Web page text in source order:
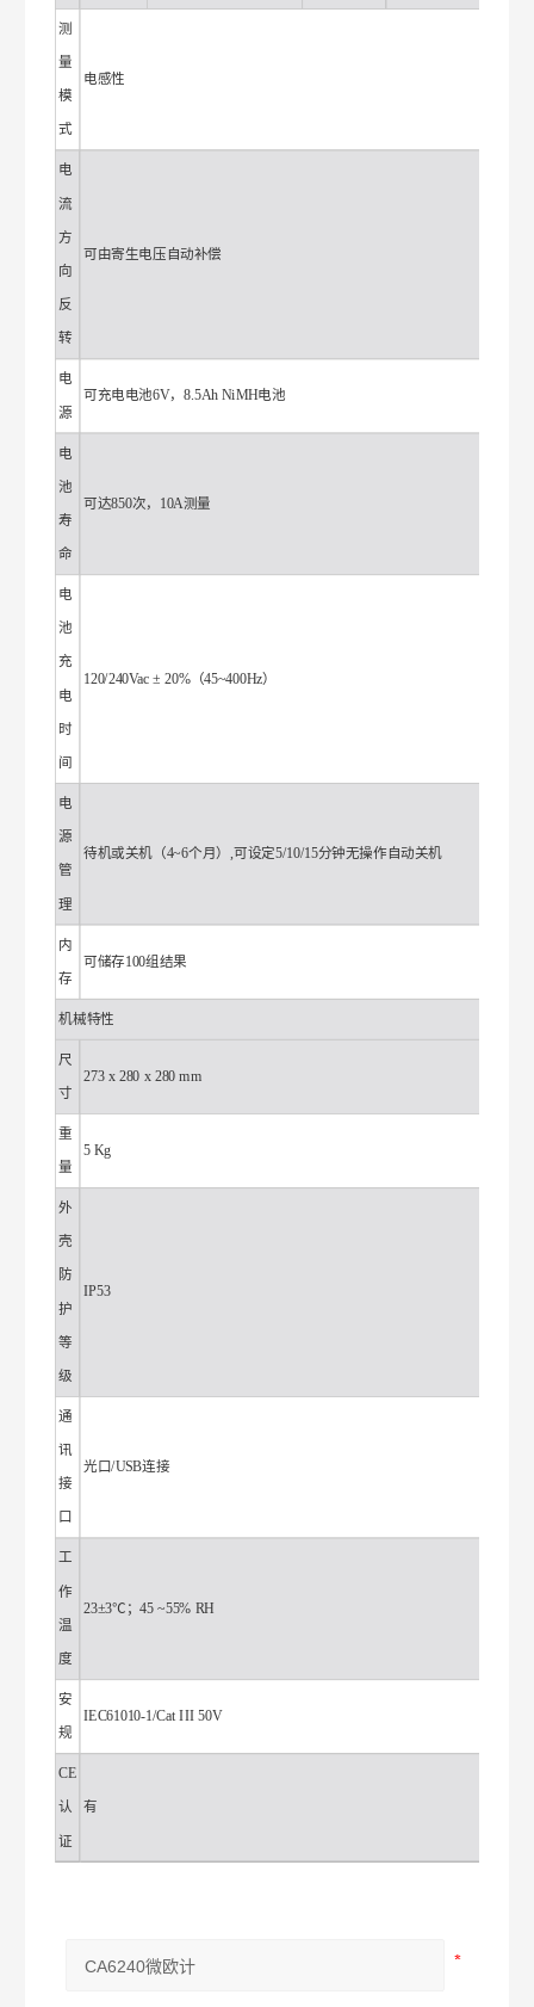
测
量
模
式
电感性
电
流
方
向
反
转
可由寄生电压自动补偿
电
源
可充电电池6V，8.5Ah NiMH电池
电
池
寿
命
可达850次，10A测量
电
池
充
电
时
间
120/240Vac ± 20%（45~400Hz）
电
源
管
理
待机或关机（4~6个月）,可设定5/10/15分钟无操作自动关机
内
存
可储存100组结果
机械特性
尺
寸
273 x 280 x 280 mm
重
量
5 Kg
外
壳
防
护
等
级
IP53
通
讯
接
口
光口/USB连接
工
作
温
度
23±3℃；45 ~55% RH
安
规
IEC61010-1/Cat III 50V
CE
认
证
有